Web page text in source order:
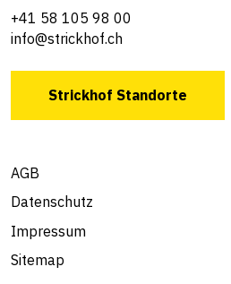
+41 58 105 98 00
info@strickhof.ch
Strickhof Standorte
AGB
Datenschutz
Impressum
Sitemap